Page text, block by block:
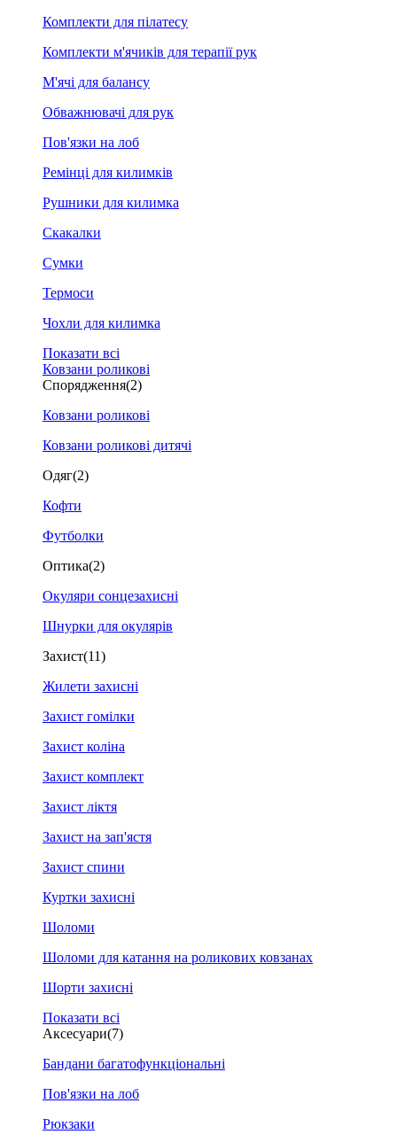
Комплекти для пілатесу
Комплекти м'ячиків для терапії рук
М'ячі для балансу
Обважнювачі для рук
Пов'язки на лоб
Ремінці для килимків
Рушники для килимка
Скакалки
Сумки
Термоси
Чохли для килимка
Показати всі
Ковзани роликові
Спорядження(2)
Ковзани роликові
Ковзани роликові дитячі
Одяг(2)
Кофти
Футболки
Оптика(2)
Окуляри сонцезахисні
Шнурки для окулярів
Захист(11)
Жилети захисні
Захист гомілки
Захист коліна
Захист комплект
Захист ліктя
Захист на зап'ястя
Захист спини
Куртки захисні
Шоломи
Шоломи для катання на роликових ковзанах
Шорти захисні
Показати всі
Аксесуари(7)
Бандани багатофункціональні
Пов'язки на лоб
Рюкзаки